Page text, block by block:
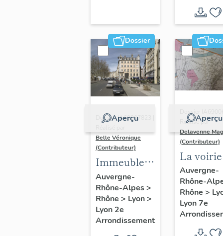
Dossier
Aperçu
Dossier IA69007823 |
Belle Véronique
(Contributeur)
Immeubles
du secteur
des
Jacobins
Auvergne-
Rhône-Alpes>
Rhône > Lyon>
Lyon 2e
Arrondissement
Aperçu
Dossier
Réalisé par
Delavenne
(Contributeur)
La
secteur
d'étude
"Saint-
André"
(Lyon
Auvergne-
Rhône-
Rhône >
Lyon 7e